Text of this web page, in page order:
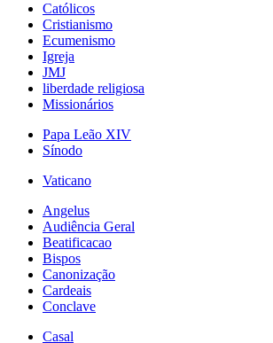
Católicos
Cristianismo
Ecumenismo
Igreja
JMJ
liberdade religiosa
Missionários
Papa Leão XIV
Sínodo
Vaticano
Angelus
Audiência Geral
Beatificacao
Bispos
Canonização
Cardeais
Conclave
Casal